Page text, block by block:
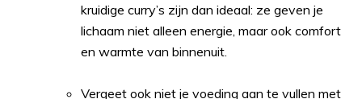
kruidige curry’s zijn dan ideaal: ze geven je
lichaam niet alleen energie, maar ook comfort
en warmte van binnenuit.
Vergeet ook niet je voeding aan te vullen met